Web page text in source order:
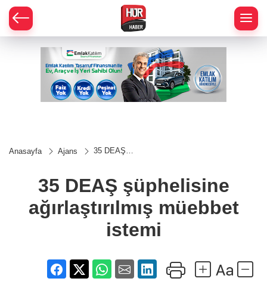
Anasayfa Ajans
35 DEAŞ
müebbet
istemi
35 DEAŞ şüphelisine
ağırlaştırılmış müebbet
istemi